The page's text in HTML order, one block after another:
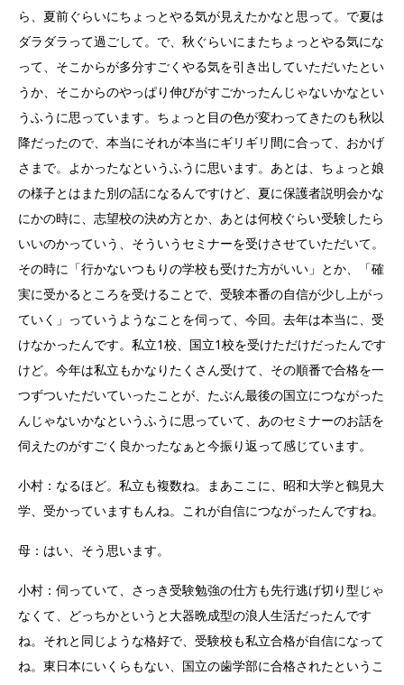
ら、夏前ぐらいにちょっとやる気が見えたかなと思って。で夏は
ダラダラって過ごして。で、秋ぐらいにまたちょっとやる気にな
って、そこからが多分すごくやる気を引き出していただいたとい
うか、そこからのやっぱり伸びがすごかったんじゃないかなとい
うふうに思っています。ちょっと目の色が変わってきたのも秋以
降だったので、本当にそれが本当にギリギリ間に合って、おかげ
さまで。よかったなというふうに思います。あとは、ちょっと娘
の様子とはまた別の話になるんですけど、夏に保護者説明会かな
にかの時に、志望校の決め方とか、あとは何校ぐらい受験したら
いいのかっていう、そういうセミナーを受けさせていただいて。
その時に「行かないつもりの学校も受けた方がいい」とか、「確
実に受かるところを受けることで、受験本番の自信が少し上がっ
ていく」っていうようなことを伺って、今回。去年は本当に、受
けなかったんです。私立1校、国立1校を受けただけだったんです
けど。今年は私立もかなりたくさん受けて、その順番で合格を一
つずついただいていったことが、たぶん最後の国立につながった
んじゃないかなというふうに思っていて、あのセミナーのお話を
伺えたのがすごく良かったなぁと今振り返って感じています。
小村：なるほど。私立も複数ね。まあここに、昭和大学と鶴見大
学、受かっていますもんね。これが自信につながったんですね。
母：はい、そう思います。
小村：伺っていて、さっき受験勉強の仕方も先行逃げ切り型じゃ
なくて、どっちかというと大器晩成型の浪人生活だったんです
ね。それと同じような格好で、受験校も私立合格が自信になって
ね。東日本にいくらもない、国立の歯学部に合格されたというこ